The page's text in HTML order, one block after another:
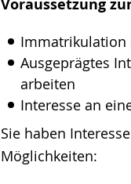
Voraussetzung
Immatrikulation
Ausgeprägtes
arbeiten
Interesse an
Sie haben
Möglichkeiten: